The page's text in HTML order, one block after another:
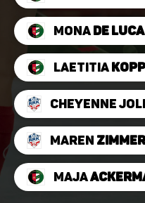
Monade Luca
LaetitiaKopp
Cheyenne
Maren
Maja